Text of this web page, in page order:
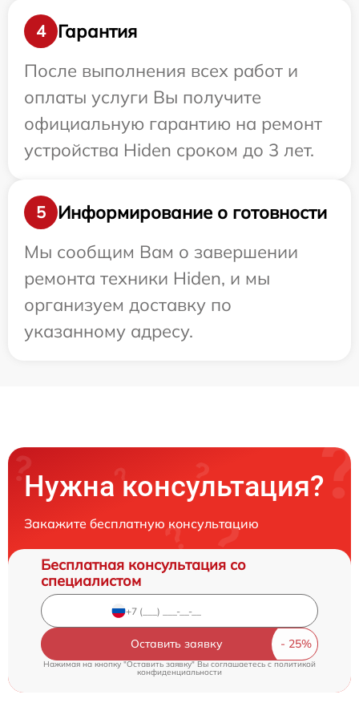
4
Гарантия
После выполнения всех работ и
оплаты услуги Вы получите
официальную гарантию на ремонт
устройства Hiden сроком до 3 лет.
5
Информирование о готовности
Мы сообщим Вам о завершении
ремонта техники Hiden, и мы
организуем доставку по
указанному адресу.
Нужна консультация?
Закажите бесплатную консультацию
Бесплатная консультация со
специалистом
Оставить заявку
Нажимая на кнопку "Оставить заявку" Вы соглашаетесь c политикой
конфиденциальности